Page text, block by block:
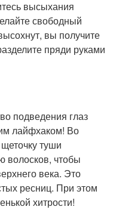
высыхания
свободный
вы получите
пряди руками
подведения глаз
лайфхаком! Во
туши
волосков, чтобы
века. Это
ресниц. При этом
хитрости!